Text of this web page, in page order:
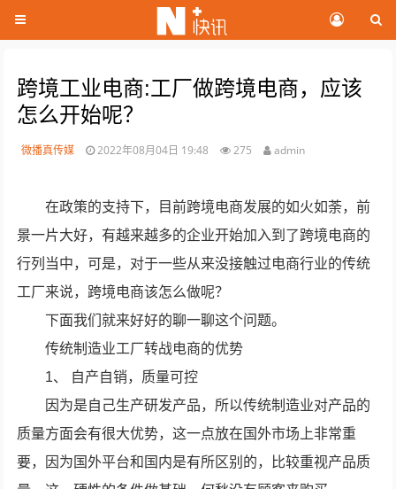
跨境工业电商:工厂做跨境电商，应该
怎么开始呢？
微播真传媒 2022年08月04日 19:48 275 admin
在政策的支持下，目前跨境电商发展的如火如荼，前
景一片大好，有越来越多的企业开始加入到了跨境电商的
行列当中，可是，对于一些从来没接触过电商行业的传统
工厂来说，跨境电商该怎么做呢？
下面我们就来好好的聊一聊这个问题。
传统制造业工厂转战电商的优势
1、 自产自销，质量可控
因为是自己生产研发产品，所以传统制造业对产品的
质量方面会有很大优势，这一点放在国外市场上非常重
要，因为国外平台和国内是有所区别的，比较重视产品质